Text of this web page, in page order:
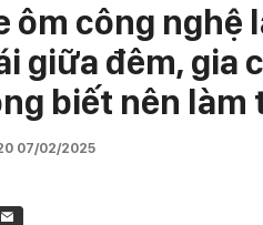
ôm công nghệ
giữa đêm, gia
biết nên làm
07/02/2025